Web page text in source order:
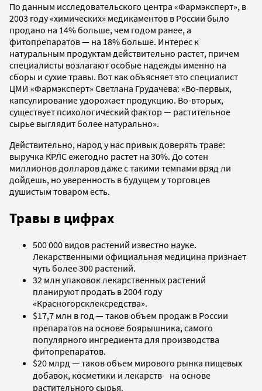
По данным исследовательского центра «Фармэксперт», в
2003 году «химических» медикаментов в России было
продано на 14% больше, чем годом ранее, а
фитопрепаратов — на 18% больше. Интерес к
натуральным продуктам действительно растет, причем
специалисты возлагают особые надежды именно на
сборы и сухие травы. Вот как объясняет это специалист
ЦМИ «Фармэксперт» Светлана Грудачева: «Во-первых,
капсулирование удорожает продукцию. Во-вторых,
существует психологический фактор — растительное
сырье выглядит более натурально».
Действительно, народ у нас привык доверять траве:
выручка КРЛС ежегодно растет на 30%. До сотен
миллионов долларов даже с такими темпами вряд ли
дойдешь, но уверенность в будущем у торговцев
душистым товаром есть.
Травы в цифрах
500 000 видов растений известно науке.
Лекарственными официальная медицина признает
чуть более 300 растений.
32 млн упаковок лекарственных растений
планируют продать в 2004 году
«Красногорсклексредства».
$17,7 млн в год — таков объем продаж в России
препаратов на основе боярышника, самого
популярного ингредиента для производства
фитопрепаратов.
$20 млрд — таков объем мирового рынка пищевых
добавок, косметики и лекарств на основе
растительного сырья.